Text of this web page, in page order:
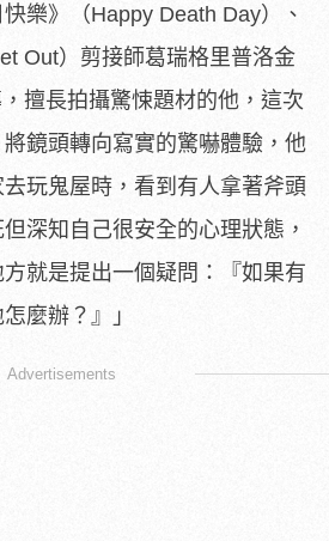
快樂》（Happy Death Day）、
Out）剪接師葛瑞格里普洛金
擅長拍攝驚悚題材的他， 這次
鏡頭轉向寫實的驚嚇體驗，他
玩鬼屋時，看到有人拿著斧頭
深知自己很安全的心理狀態，
就是提出一個疑問：『如果有
麼辦？』」
Advertisements